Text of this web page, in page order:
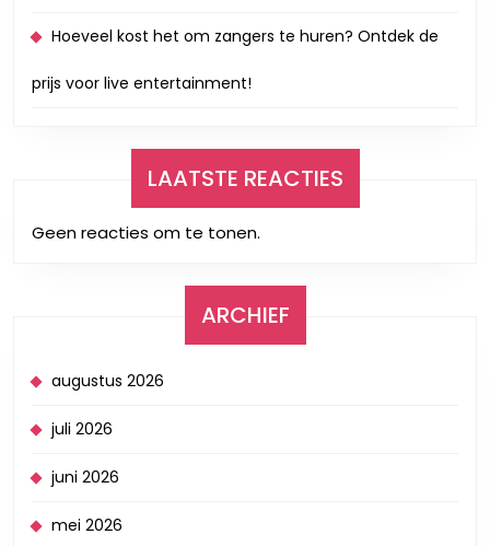
Hoeveel kost het om zangers te huren? Ontdek de
prijs voor live entertainment!
LAATSTE REACTIES
Geen reacties om te tonen.
ARCHIEF
augustus 2026
juli 2026
juni 2026
mei 2026